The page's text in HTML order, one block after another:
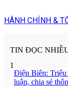
HÀNH CHÍNH &
TIN ĐỌC
1
Điện Biên: Triệu
luận, chia sẻ